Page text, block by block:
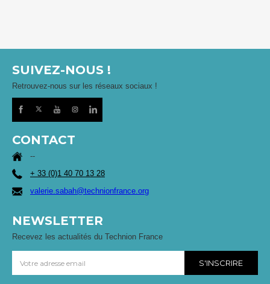
SUIVEZ-NOUS !
Retrouvez-nous sur les réseaux sociaux !
CONTACT
--
+ 33 (0)1 40 70 13 28
valerie.sabah@technionfrance.org
NEWSLETTER
Recevez les actualités du Technion France